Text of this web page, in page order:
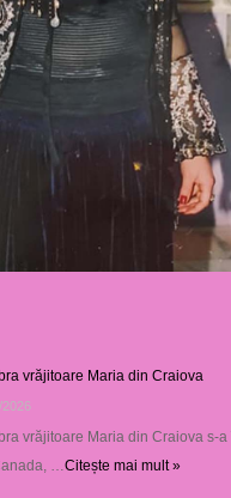
vrăjitoare Maria din Craiova
vrăjitoare Maria din Craiova s-a
… Citește mai mult »